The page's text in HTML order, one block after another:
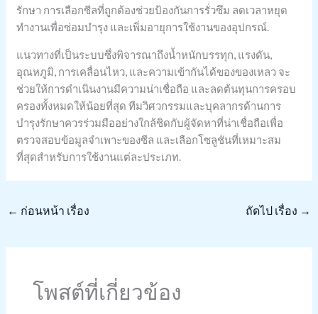
รักษา การเลือกซีลที่ถูกต้องช่วยป้องกันการรั่วซึม ลดเวลาหยุด
ทำงานเพื่อซ่อมบำรุง และเพิ่มอายุการใช้งานของอุปกรณ์.
แนวทางที่เป็นระบบซึ่งพิจารณาถึงน้ำหนักบรรทุก, แรงดัน,
อุณหภูมิ, การเคลื่อนไหว, และความเข้ากันได้ของของเหลว จะ
ช่วยให้การดำเนินงานมีความน่าเชื่อถือ และลดต้นทุนการครอบ
ครองทั้งหมดให้น้อยที่สุด ทีมวิศวกรรมและบุคลากรด้านการ
บำรุงรักษาควรร่วมมืออย่างใกล้ชิดกับผู้จัดหาที่น่าเชื่อถือเพื่อ
ตรวจสอบข้อมูลจำเพาะของซีล และเลือกโซลูชันที่เหมาะสม
ที่สุดสำหรับการใช้งานแต่ละประเภท.
← ก่อนหน้า เรื่อง ถัดไป เรื่อง →
โพสต์ที่เกี่ยวข้อง